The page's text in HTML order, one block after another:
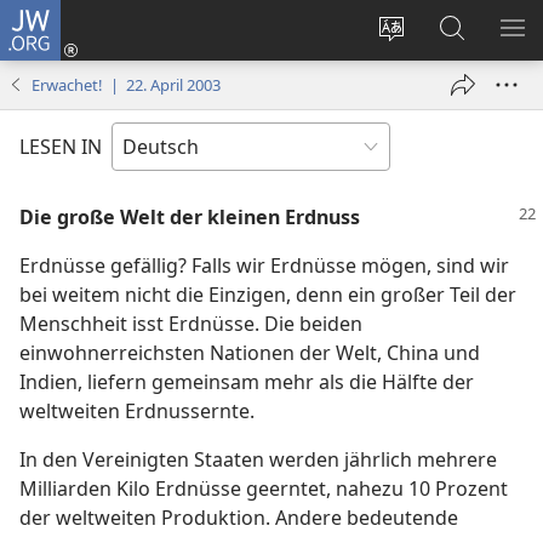
JW.ORG
Websitesprache
ändern
Anmelden
(öffnet
Suche
Erwachet! | 22. April 2003
LESEN IN
Die große Welt der kleinen Erdnuss
Erdnüsse gefällig? Falls wir Erdnüsse mögen, sind wir
bei weitem nicht die Einzigen, denn ein großer Teil der
Menschheit isst Erdnüsse. Die beiden
einwohnerreichsten Nationen der Welt, China und
Indien, liefern gemeinsam mehr als die Hälfte der
weltweiten Erdnussernte.
In den Vereinigten Staaten werden jährlich mehrere
Milliarden Kilo Erdnüsse geerntet, nahezu 10 Prozent
der weltweiten Produktion. Andere bedeutende